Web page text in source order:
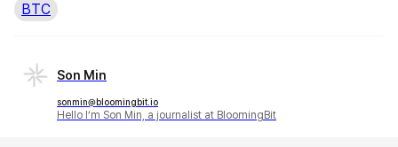
BTC
Son Min
sonmin@bloomingbit.io
Hello I’m Son Min, a journalist at BloomingBit